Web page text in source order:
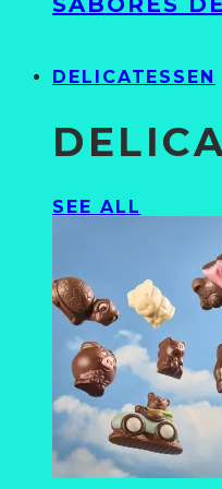
DELICATESSEN
SEE ALL